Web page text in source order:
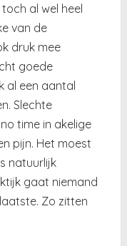
al wel heel
van de
druk mee
goede
al een aantal
Slechte
time in akelige
pijn. Het moest
natuurlijk
gaat niemand
Zo zitten